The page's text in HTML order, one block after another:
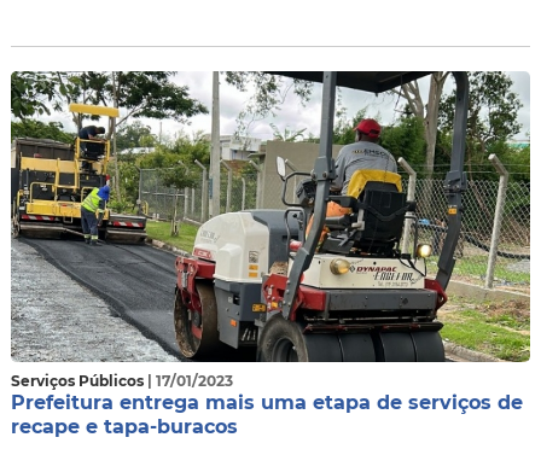
Serviços Públicos | 17/01/2023
Prefeitura entrega mais uma etapa de serviços de
recape e tapa-buracos